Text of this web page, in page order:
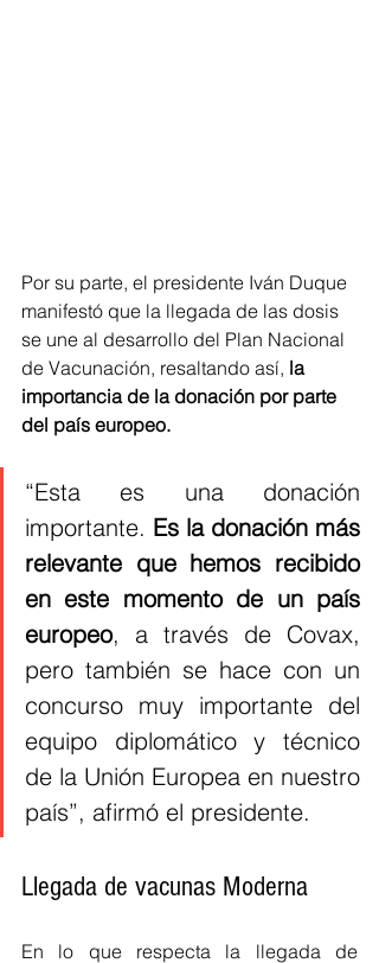
Por su parte, el presidente Iván Duque
manifestó que la llegada de las dosis
se une al desarrollo del Plan Nacional
de Vacunación, resaltando así, la
importancia de la donación por parte
del país europeo.
“Esta es una donación
importante. Es la donación más
relevante que hemos recibido
en este momento de un país
europeo, a través de Covax,
pero también se hace con un
concurso muy importante del
equipo diplomático y técnico
de la Unión Europea en nuestro
país”, afirmó el presidente.
Llegada de vacunas Moderna
En lo que respecta la llegada de